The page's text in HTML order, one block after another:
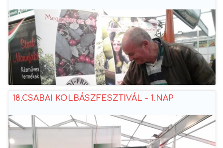
18.CSABAI KOLBÁSZFESZTIVÁL - 1.NAP